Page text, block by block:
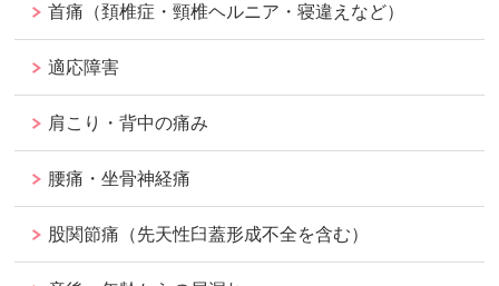
首痛（頚椎症・頸椎ヘルニア・寝違えなど）
適応障害
肩こり・背中の痛み
腰痛・坐骨神経痛
股関節痛（先天性臼蓋形成不全を含む）